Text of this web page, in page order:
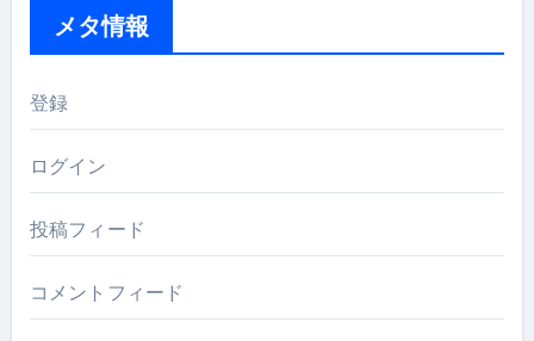
メタ情報
登録
ログイン
投稿フィード
コメントフィード